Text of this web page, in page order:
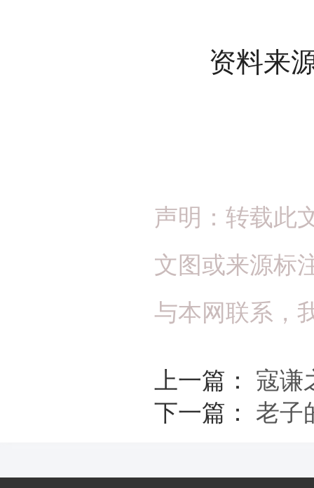
资料来源
声明：转载此
文图或来源标
与本网联系，
上一篇： 寇谦
下一篇： 老子